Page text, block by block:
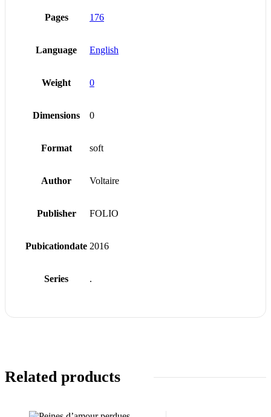
Pages 176
Language English
Weight 0
Dimensions 0
Format soft
Author Voltaire
Publisher FOLIO
Pubicationdate 2016
Series .
Related products